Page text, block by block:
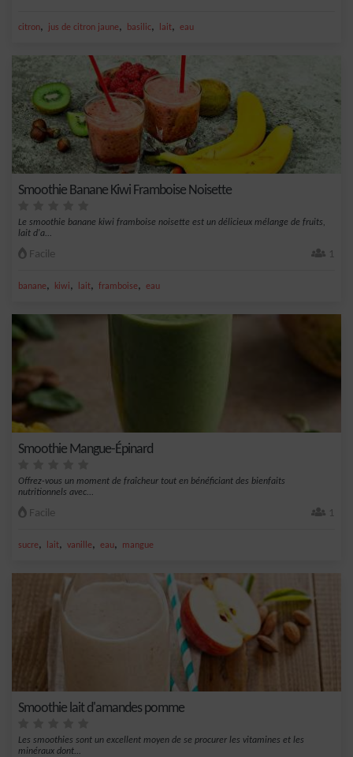
citron, jus de citron jaune, basilic, lait, eau
Smoothie Banane Kiwi Framboise Noisette
Le smoothie banane kiwi framboise noisette est un délicieux mélange de fruits,
lait d'a...
Facile 1
banane, kiwi, lait, framboise, eau
Smoothie Mangue-Épinard
Offrez-vous un moment de fraîcheur tout en bénéficiant des bienfaits
nutritionnels avec...
Facile 1
sucre, lait, vanille, eau, mangue
Smoothie lait d'amandes pomme
Les smoothies sont un excellent moyen de se procurer les vitamines et les
minéraux dont...